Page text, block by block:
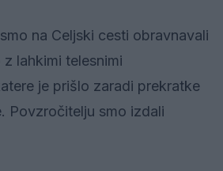
na Celjski cesti obravnavali
lahkimi telesnimi
je prišlo zaradi prekratke
Povzročitelju smo izdali